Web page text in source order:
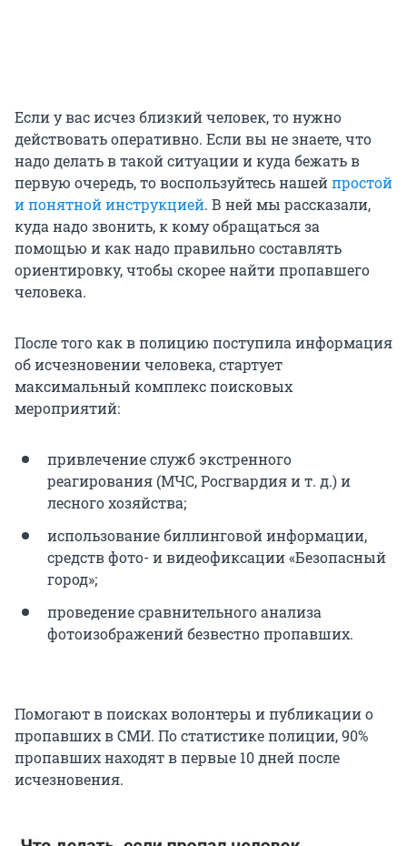
Если у вас исчез близкий человек, то нужно
действовать оперативно. Если вы не знаете, что
надо делать в такой ситуации и куда бежать в
первую очередь, то воспользуйтесь нашейпростой
и понятной инструкцией. В ней мы рассказали,
куда надо звонить, к кому обращаться за
помощью и как надо правильно составлять
ориентировку, чтобы скорее найти пропавшего
человека.
После того как в полицию поступила информация
об исчезновении человека, стартует
максимальный комплекс поисковых
мероприятий:
привлечение служб экстренного
реагирования (МЧС, Росгвардия и т. д.) и
лесного хозяйства;
использование биллинговой информации,
средств фото- и видеофиксации «Безопасный
город»;
проведение сравнительного анализа
фотоизображений безвестно пропавших.
Помогают в поисках волонтеры и публикации о
пропавших в СМИ. По статистике полиции, 90%
пропавших находят в первые 10 дней после
исчезновения.